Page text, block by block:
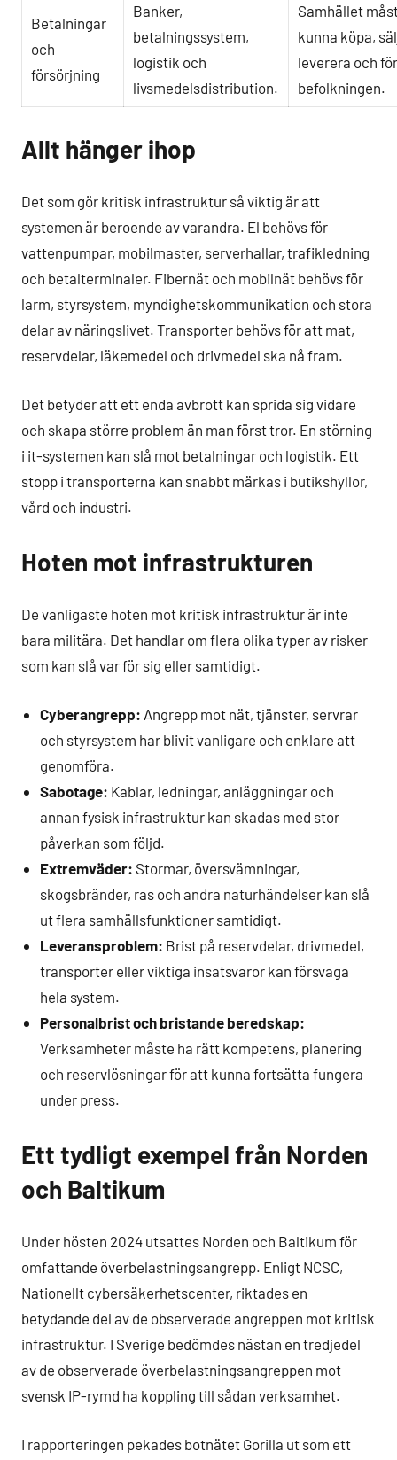
Betalningar
och
försörjning
Banker,
betalningssystem,
logistik och
livsmedelsdistribution.
Samhället
kunna köpa,
leverera och
befolkningen.
Allt hänger ihop
Det som gör kritisk infrastruktur så viktig är att
systemen är beroende av varandra. El behövs för
vattenpumpar, mobilmaster, serverhallar, trafikledning
och betalterminaler. Fibernät och mobilnät behövs för
larm, styrsystem, myndighetskommunikation och stora
delar av näringslivet. Transporter behövs för att mat,
reservdelar, läkemedel och drivmedel ska nå fram.
Det betyder att ett enda avbrott kan sprida sig vidare
och skapa större problem än man först tror. En störning
i it-systemen kan slå mot betalningar och logistik. Ett
stopp i transporterna kan snabbt märkas i butikshyllor,
vård och industri.
Hoten mot infrastrukturen
De vanligaste hoten mot kritisk infrastruktur är inte
bara militära. Det handlar om flera olika typer av risker
som kan slå var för sig eller samtidigt.
Cyberangrepp: Angrepp mot nät, tjänster, servrar
och styrsystem har blivit vanligare och enklare att
genomföra.
Sabotage: Kablar, ledningar, anläggningar och
annan fysisk infrastruktur kan skadas med stor
påverkan som följd.
Extremväder: Stormar, översvämningar,
skogsbränder, ras och andra naturhändelser kan slå
ut flera samhällsfunktioner samtidigt.
Leveransproblem: Brist på reservdelar, drivmedel,
transporter eller viktiga insatsvaror kan försvaga
hela system.
Personalbrist och bristande beredskap:
Verksamheter måste ha rätt kompetens, planering
och reservlösningar för att kunna fortsätta fungera
under press.
Ett tydligt exempel från Norden
och Baltikum
Under hösten 2024 utsattes Norden och Baltikum för
omfattande överbelastningsangrepp. Enligt NCSC,
Nationellt cybersäkerhetscenter, riktades en
betydande del av de observerade angreppen mot kritisk
infrastruktur. I Sverige bedömdes nästan en tredjedel
av de observerade överbelastningsangreppen mot
svensk IP-rymd ha koppling till sådan verksamhet.
I rapporteringen pekades botnätet Gorilla ut som ett